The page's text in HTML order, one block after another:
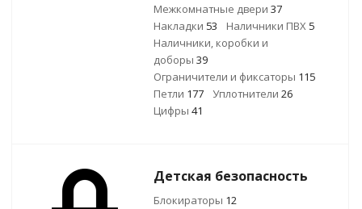
Межкомнатные двери 37
Накладки 53 Наличники ПВХ 5
Наличники, коробки и
доборы 39
Ограничители и фиксаторы 115
Петли 177 Уплотнители 26
Цифры 41
Детская безопасность
Блокираторы 12